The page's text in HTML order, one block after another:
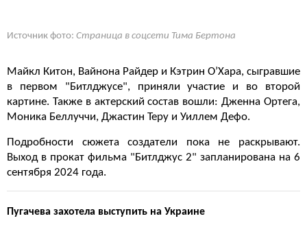
Источник фото: Страница в соцсети Тима Бертона
Майкл Китон, Вайнона Райдер и Кэтрин О’Хара, сыгравшие
в первом "Битлджусе", приняли участие и во второй
картине. Также в актерский состав вошли: Дженна Ортега,
Моника Беллуччи, Джастин Теру и Уиллем Дефо.
Подробности сюжета создатели пока не раскрывают.
Выход в прокат фильма "Битлджус 2" запланирована на 6
сентября 2024 года.
Пугачева захотела выступить на Украине